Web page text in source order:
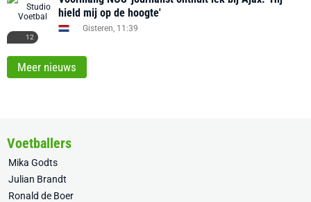
12
hield mij op de hoogte'
Gisteren, 11:39
Meer nieuws
Voetballers
Mika Godts
Julian Brandt
Ronald de Boer